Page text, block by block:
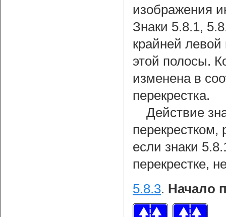
изображения
Знаки 5.8.1,
крайней
этой полосы.
изменена в
перекрестка.
Действие
перекрестком,
если знаки
перекрестке,
5.8.3. Начало